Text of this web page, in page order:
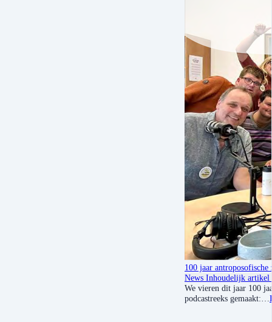
100 jaar antroposofische
News Inhoudelijk artikel
We vieren dit jaar 100
podcastreeks gemaakt:…